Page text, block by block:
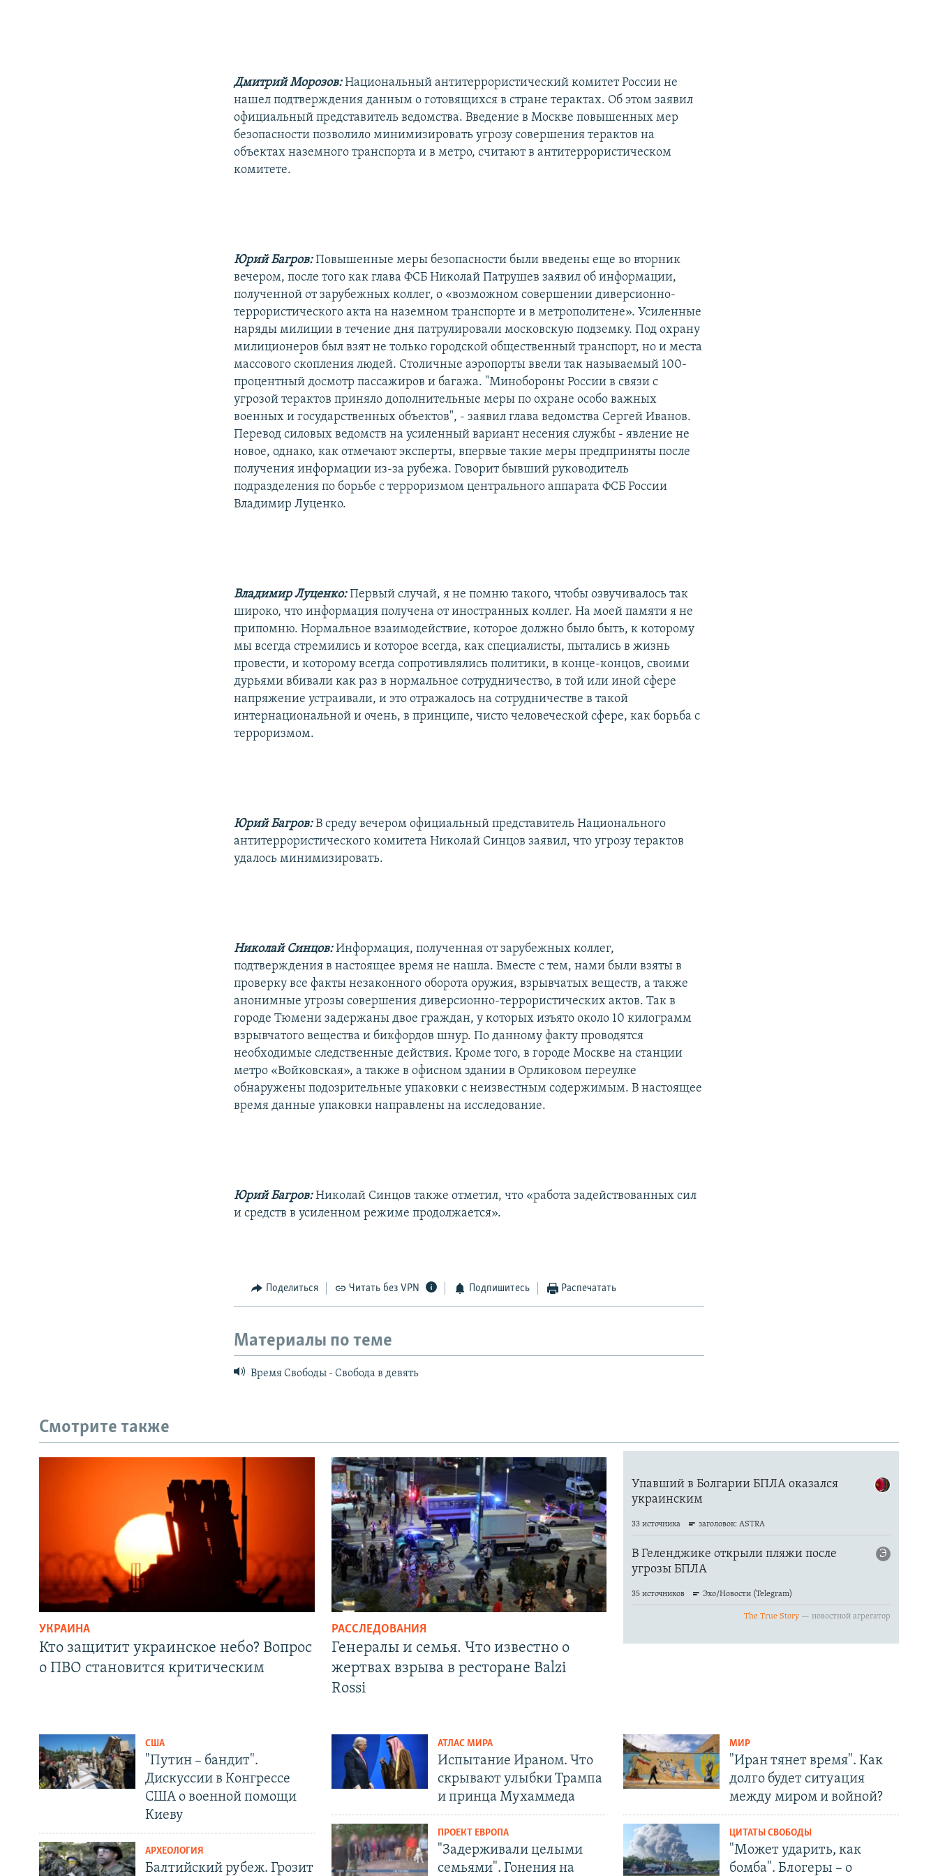
Дмитрий Морозов: Национальный антитеррористический комитет России не
нашел подтверждения данным о готовящихся в стране терактах. Об этом заявил
официальный представитель ведомства. Введение в Москве повышенных мер
безопасности позволило минимизировать угрозу совершения терактов на
объектах наземного транспорта и в метро, считают в антитеррористическом
комитете.
Юрий Багров: Повышенные меры безопасности были введены еще во вторник
вечером, после того как глава ФСБ Николай Патрушев заявил об информации,
полученной от зарубежных коллег, о «возможном совершении диверсионно-
террористического акта на наземном транспорте и в метрополитене». Усиленные
наряды милиции в течение дня патрулировали московскую подземку. Под охрану
милиционеров был взят не только городской общественный транспорт, но и места
массового скопления людей. Столичные аэропорты ввели так называемый 100-
процентный досмотр пассажиров и багажа. "Минобороны России в связи с
угрозой терактов приняло дополнительные меры по охране особо важных
военных и государственных объектов", - заявил глава ведомства Сергей Иванов.
Перевод силовых ведомств на усиленный вариант несения службы - явление не
новое, однако, как отмечают эксперты, впервые такие меры предприняты после
получения информации из-за рубежа. Говорит бывший руководитель
подразделения по борьбе с терроризмом центрального аппарата ФСБ России
Владимир Луценко.
Владимир Луценко: Первый случай, я не помню такого, чтобы озвучивалось так
широко, что информация получена от иностранных коллег. На моей памяти я не
припомню. Нормальное взаимодействие, которое должно было быть, к которому
мы всегда стремились и которое всегда, как специалисты, пытались в жизнь
провести, и которому всегда сопротивлялись политики, в конце-концов, своими
дурьями вбивали как раз в нормальное сотрудничество, в той или иной сфере
напряжение устраивали, и это отражалось на сотрудничестве в такой
интернациональной и очень, в принципе, чисто человеческой сфере, как борьба с
терроризмом.
Юрий Багров:В среду вечером официальный представитель Национального
антитеррористического комитета Николай Синцов заявил, что угрозу терактов
удалось минимизировать.
Николай Синцов: Информация, полученная от зарубежных коллег,
подтверждения в настоящее время не нашла. Вместе с тем, нами были взяты в
проверку все факты незаконного оборота оружия, взрывчатых веществ, а также
анонимные угрозы совершения диверсионно-террористических актов. Так в
городе Тюмени задержаны двое граждан, у которых изъято около 10 килограмм
взрывчатого вещества и бикфордов шнур. По данному факту проводятся
необходимые следственные действия. Кроме того, в городе Москве на станции
метро «Войковская», а также в офисном здании в Орликовом переулке
обнаружены подозрительные упаковки с неизвестным содержимым. В настоящее
время данные упаковки направлены на исследование.
Юрий Багров: Николай Синцов также отметил, что «работа задействованных сил
и средств в усиленном режиме продолжается».
Поделиться Читать без VPN Подпишитесь Распечатать
Материалы по теме
Время Свободы - Свобода в девять
Смотрите также
УКРАИНА
Кто защитит украинское небо? Вопрос
о ПВО становится критическим
РАССЛЕДОВАНИЯ
Генералы и семья. Что известно о
жертвах взрыва в ресторане Balzi
Rossi
США
"Путин – бандит".
Дискуссии в Конгрессе
США о военной помощи
Киеву
АРХЕОЛОГИЯ
Балтийский рубеж. Грозит
АТЛАС МИРА
Испытание Ираном. Что
скрывают улыбки Трампа
и принца Мухаммеда
ПРОЕКТ ЕВРОПА
"Задерживали целыми
семьями". Гонения на
МИР
"Иран тянет время". Как
долго будет ситуация
между миром и войной?
ЦИТАТЫ СВОБОДЫ
"Может ударить, как
бомба". Блогеры – о